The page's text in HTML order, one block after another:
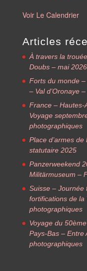
Voir Le Calendrier
Articles
À travers la
Doubs – mai
Forts du monde
– Val d’Oronaye
France – Hautes-
Voyage
photographiques
Place d’armes
statutaire 2025
Panzerweekend
Militärmuseum –
Suisse – Journée
fortifications de
photographiques
Voyage du
Pays-Bas – Entre
photographiques